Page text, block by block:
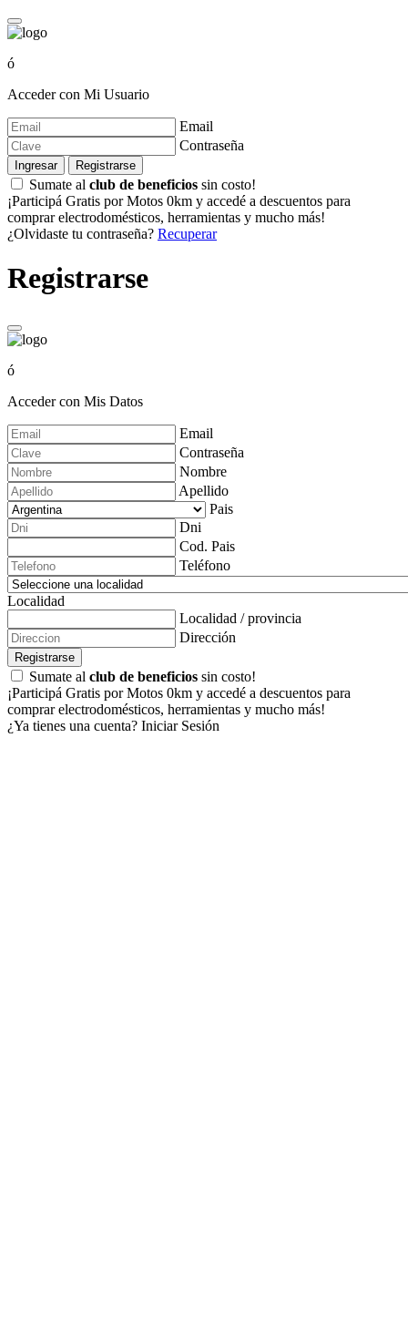
ó
Acceder con Mi Usuario
Email
Contraseña
Ingresar Registrarse
Sumate al club de beneficios sin costo!
¡Participá Gratis por Motos 0km y accedé a descuentos para
comprar electrodomésticos, herramientas y mucho más!
¿Olvidaste tu contraseña? Recuperar
Registrarse
ó
Acceder con Mis Datos
Email
Contraseña
Nombre
Apellido
Pais
Dni
Cod. Pais
Teléfono
Localidad
Localidad / provincia
Dirección
Registrarse
Sumate al club de beneficios sin costo!
¡Participá Gratis por Motos 0km y accedé a descuentos para
comprar electrodomésticos, herramientas y mucho más!
¿Ya tienes una cuenta? Iniciar Sesión